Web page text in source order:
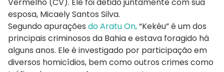
esposa, Micaely Santos Silva.
Segundo apurações do Aratu On,“Kekéu” é um dos
principais criminosos da Bahia e estava foragido há
alguns anos. Ele é investigado por participação em
diversos homicídios, bem como outros crimes como